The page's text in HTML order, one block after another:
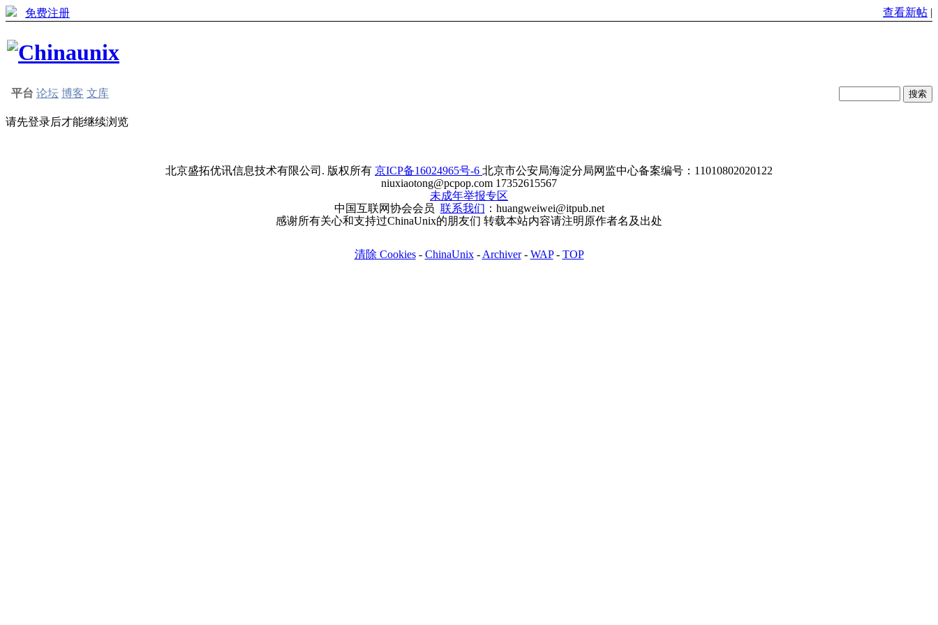
免费注册 查看新帖 |
平台 论坛 博客 文库
请先登录后才能继续浏览
北京盛拓优讯信息技术有限公司. 版权所有 京ICP备16024965号-6 北京市公安局海淀分局网监中心备案编号：11010802020122
niuxiaotong@pcpop.com 17352615567
未成年举报专区
中国互联网协会会员 联系我们 ：huangweiwei@itpub.net
感谢所有关心和支持过ChinaUnix的朋友们 转载本站内容请注明原作者名及出处
清除 Cookies- ChinaUnix- Archiver- WAP- TOP